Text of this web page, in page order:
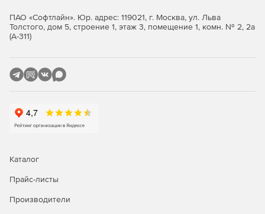
ПАО «Софтлайн». Юр. адрес: 119021, г. Москва, ул. Льва
Толстого, дом 5, строение 1, этаж 3, помещение 1, комн. № 2, 2а
(А-311)
Каталог
Прайс-листы
Производители